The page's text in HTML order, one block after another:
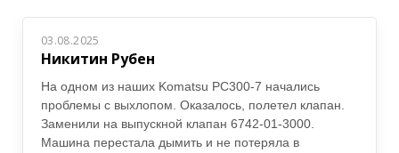
03.08.2025
Никитин Рубен
На одном из наших Komatsu PC300-7 начались
проблемы с выхлопом. Оказалось, полетел клапан.
Заменили на выпускной клапан 6742-01-3000.
Машина перестала дымить и не потеряла в